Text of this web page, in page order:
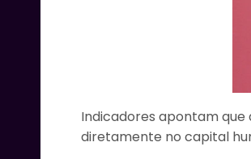
Indicadores apontam que
diretamente no capital